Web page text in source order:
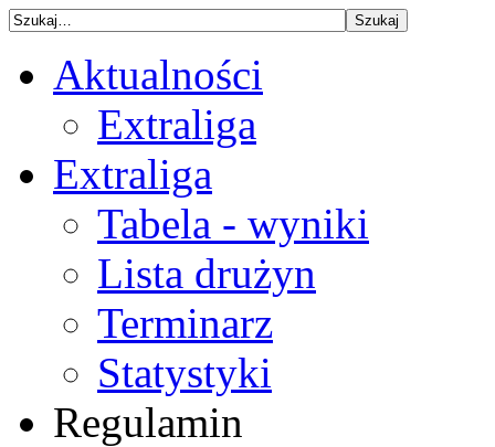
Aktualności
Extraliga
Extraliga
Tabela - wyniki
Lista drużyn
Terminarz
Statystyki
Regulamin